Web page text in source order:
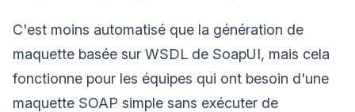
C'est moins automatisé que la génération de
maquette basée sur WSDL de SoapUI, mais cela
fonctionne pour les équipes qui ont besoin d'une
maquette SOAP simple sans exécuter de